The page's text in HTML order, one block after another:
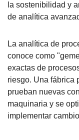
la sostenibilidad y
de analítica
La analítica de
conoce como
exactas de
riesgo. Una fábrica
prueban nuevas
maquinaria y se
implementar